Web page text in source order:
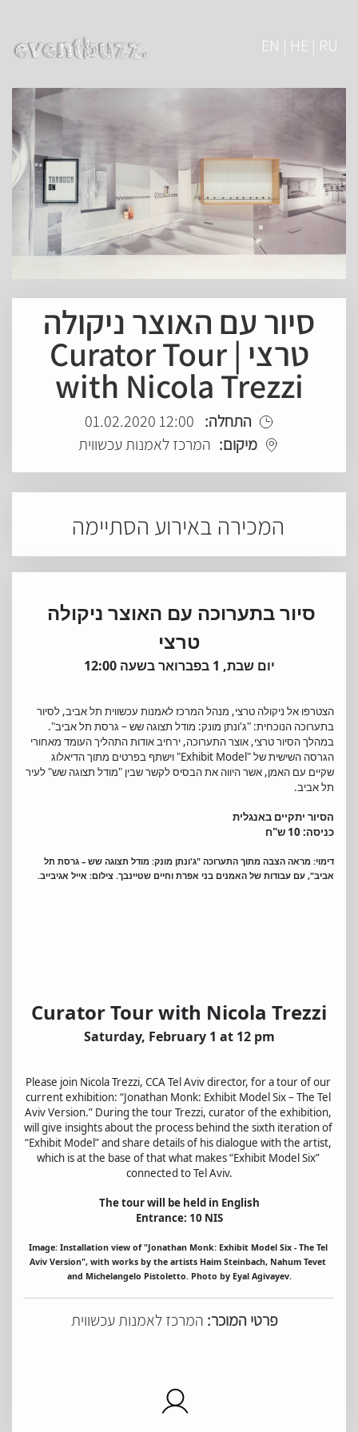
EN | HE | RU
סיור עם האוצר ניקולה
טרצי | Curator Tour
with Nicola Trezzi
התחלה: 12:00 01.02.2020
מיקום: המרכז לאמנות עכשווית
המכירה באירוע הסתיימה
טרצי
יום שבת, 1 בפברואר בשעה 12:00
תל אביב.
הסיור יתקיים באנגלית
כניסה: 10 ש"ח
אביב", עם עבודות של האמנים בני אפרת וחיים שטיינבך. צילום: אייל אגיבייב.
Curator Tour with Nicola Trezzi
Saturday, February 1 at 12 pm
Please join Nicola Trezzi, CCA Tel Aviv director, for a tour of our
current exhibition: “Jonathan Monk: Exhibit Model Six – The Tel
Aviv Version.” During the tour Trezzi, curator of the exhibition,
will give insights about the process behind the sixth iteration of
“Exhibit Model” and share details of his dialogue with the artist,
which is at the base of that what makes “Exhibit Model Six”
connected to Tel Aviv.
The tour will be held in English
Entrance: 10 NIS
Image: Installation view of "Jonathan Monk: Exhibit Model Six - The Tel
Aviv Version", with works by the artists Haim Steinbach, Nahum Tevet
and Michelangelo Pistoletto. Photo by Eyal Agivayev.
פרטי המוכר: המרכז לאמנות עכשווית